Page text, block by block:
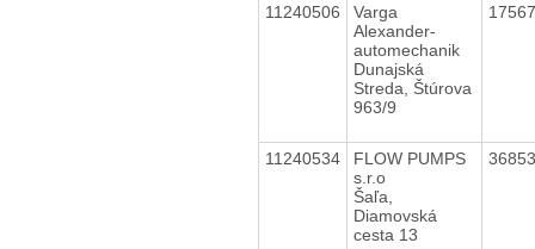
11240506
Varga
Alexander-
automechanik
Dunajská
Streda, Štúrova
963/9
11240534
FLOW PUMPS
s.r.o
Šaľa,
Diamovská
cesta 13